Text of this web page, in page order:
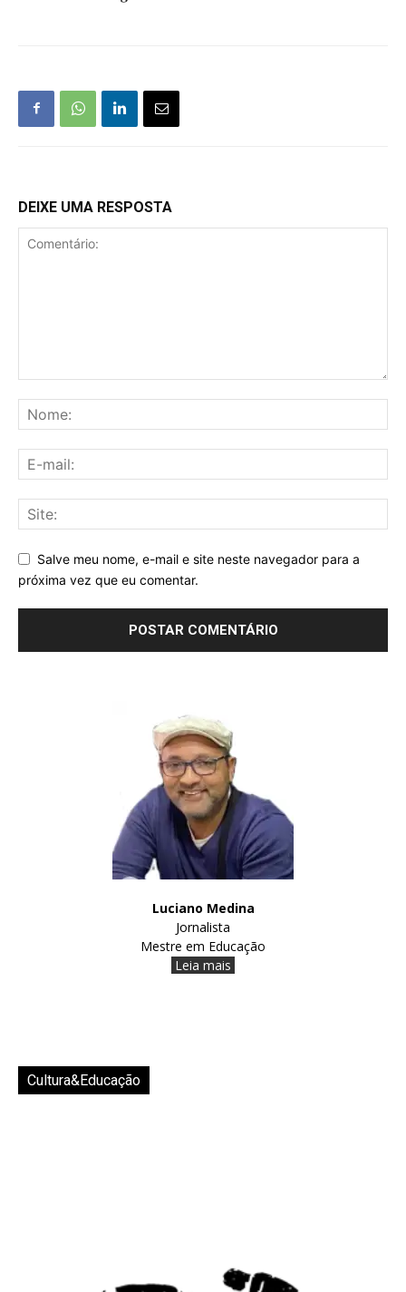
DEIXE UMA RESPOSTA
Salve meu nome, e-mail e site neste navegador para a
próxima vez que eu comentar.
Luciano Medina
Jornalista
Mestre em Educação
Leia mais
Cultura&Educação